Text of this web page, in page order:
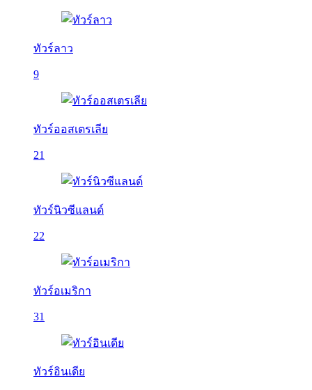
ทัวร์ลาว
9
ทัวร์ออสเตรเลีย
21
ทัวร์นิวซีแลนด์
22
ทัวร์อเมริกา
31
ทัวร์อินเดีย